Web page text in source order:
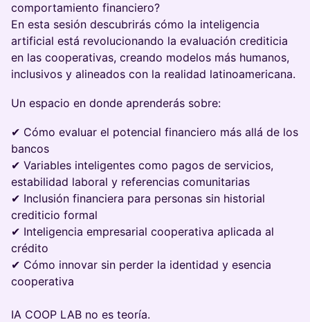
comportamiento financiero?
En esta sesión descubrirás cómo la inteligencia
artificial está revolucionando la evaluación crediticia
en las cooperativas, creando modelos más humanos,
inclusivos y alineados con la realidad latinoamericana.
Un espacio en donde aprenderás sobre:
✔ Cómo evaluar el potencial financiero más allá de los
bancos
✔ Variables inteligentes como pagos de servicios,
estabilidad laboral y referencias comunitarias
✔ Inclusión financiera para personas sin historial
crediticio formal
✔ Inteligencia empresarial cooperativa aplicada al
crédito
✔ Cómo innovar sin perder la identidad y esencia
cooperativa
​IA COOP LAB no es teoría.